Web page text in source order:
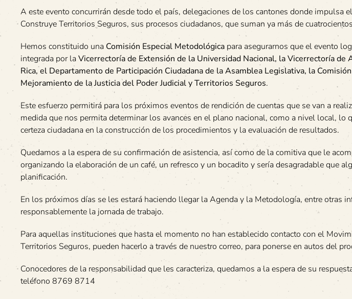
A este evento concurrirán desde todo el país, delegaciones de los cantones donde impulsa
Construye Territorios Seguros, sus procesos ciudadanos, que suman ya más de
Hemos constituido una Comisión Especial Metodológica para asegurarnos que el evento
integrada por laVicerrectoría de Extensión de la Universidad Nacional, la Vicerrectoría de
Rica, el Departamento de Participación Ciudadana de la Asamblea Legislativa, la
Mejoramiento de la Justicia del Poder Judicial y Territorios Seguros.
Este esfuerzo permitirá para los próximos eventos de rendición de cuentas que se van a
medida que nos permita determinar los avances en el plano nacional, como a nivel local, lo
certeza ciudadana en la construcción de los procedimientos y la evaluación de resultados.
Quedamos a la espera de su confirmación de asistencia, así como de la comitiva que le
organizando la elaboración de un café, un refresco y un bocadito y sería desagradable que
planificación.
En los próximos días se les estará haciendo llegar la Agenda y la Metodología, entre otras
responsablemente la jornada de trabajo.
Para aquellas instituciones que hasta el momento no han establecido contacto con el
Territorios Seguros, pueden hacerlo a través de nuestro correo, para ponerse en autos del
Conocedores de la responsabilidad que les caracteriza, quedamos a la espera de su
teléfono 8769 8714